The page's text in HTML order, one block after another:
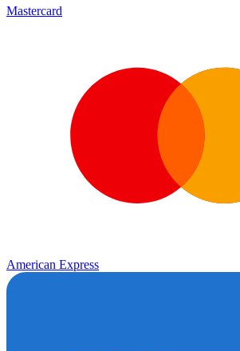
Mastercard
American Express